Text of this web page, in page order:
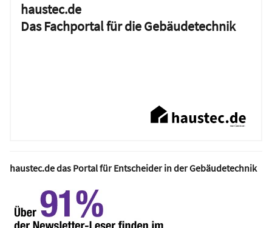
haustec.de
Das Fachportal für die Gebäudetechnik
haustec.de das Portal für Entscheider in der Gebäudetechnik